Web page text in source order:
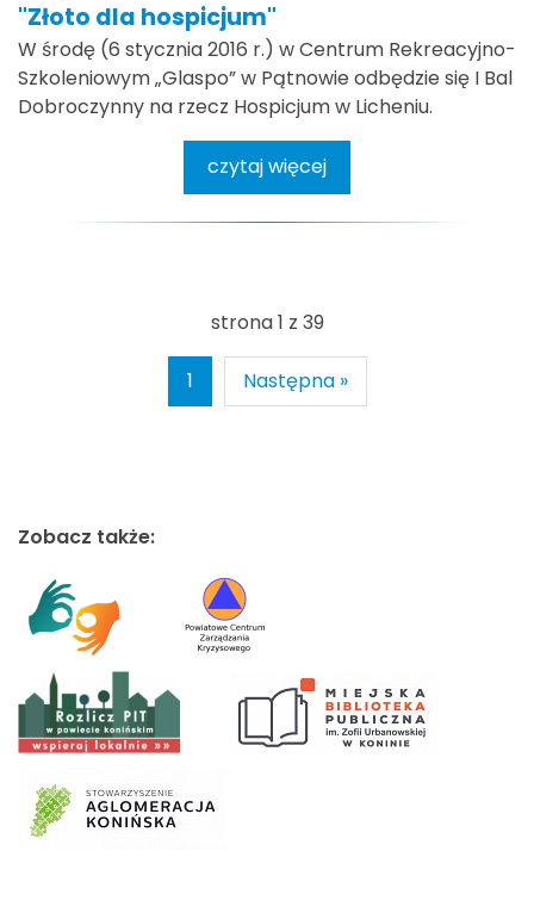
"Złoto dla hospicjum"
W środę (6 stycznia 2016 r.) w Centrum Rekreacyjno-
Szkoleniowym „Glaspo” w Pątnowie odbędzie się I Bal
Dobroczynny na rzecz Hospicjum w Licheniu.
czytaj więcej
strona 1 z 39
1 Następna »
Zobacz także: